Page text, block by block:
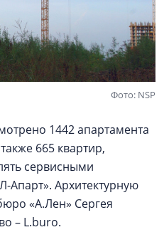
Фото: NSP
1442 апартамента
665 квартир,
сервисными
Апарт». Архитектурную
«А.Лен» Сергея
– L.buro.